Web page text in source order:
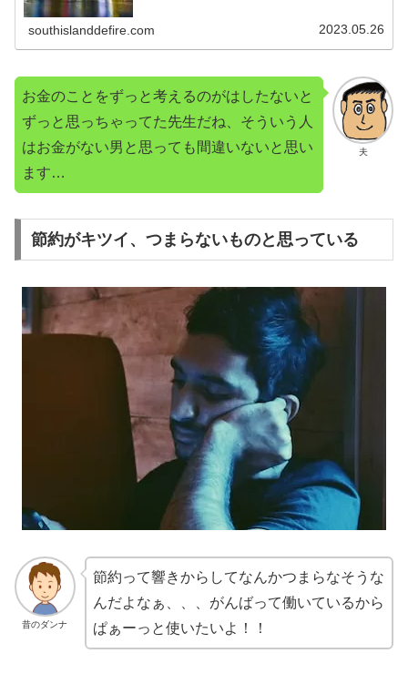
southislanddefire.com 2023.05.26
夫
お金のことをずっと考えるのがはしたないと
ずっと思っちゃってた先生だね、そういう人
はお金がない男と思っても間違いないと思い
ます…
節約がキツイ、つまらないものと思っている
昔のダンナ
節約って響きからしてなんかつまらなそうな
んだよなぁ、、、がんばって働いているから
ぱぁーっと使いたいよ！！